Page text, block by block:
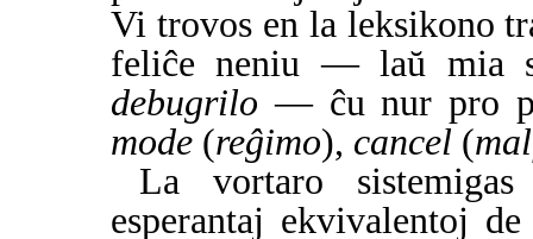
Vi trovos en la leksikono
feliĉe neniu — laŭ mia
debugrilo — ĉu nur pro
mode (reĝimo), cancel (
La vortaro
esperantaj ekvivalentoj